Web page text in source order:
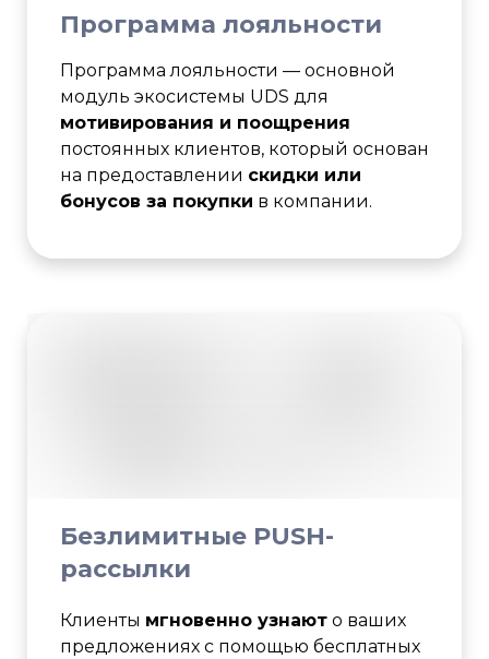
Программа лояльности
Программа лояльности — основной
модуль экосистемы UDS для
мотивирования и поощрения
постоянных клиентов, который основан
на предоставлении скидки или
бонусов за покупки в компании.
Безлимитные PUSH-
рассылки
Клиенты мгновенно узнают о ваших
предложениях с помощью бесплатных